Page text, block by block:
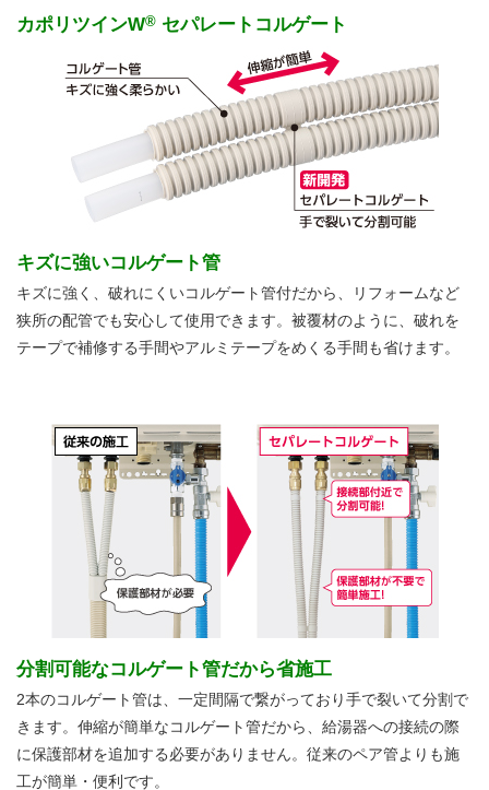
カポリツインW® セパレートコルゲート
キズに強いコルゲート管
キズに強く、破れにくいコルゲート管付だから、リフォームなど
狭所の配管でも安心して使用できます。被覆材のように、破れを
テープで補修する手間やアルミテープをめくる手間も省けます。
分割可能なコルゲート管だから省施工
2本のコルゲート管は、一定間隔で繋がっており手で裂いて分割で
きます。伸縮が簡単なコルゲート管だから、給湯器への接続の際
に保護部材を追加する必要がありません。従来のペア管よりも施
工が簡単・便利です。